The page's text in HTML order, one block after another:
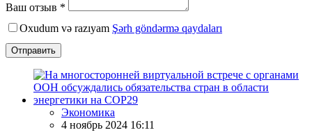
Ваш отзыв *
Oxudum və razıyam Şərh göndərmə qaydaları
Отправить
Экономика
4 ноябрь 2024 16:11